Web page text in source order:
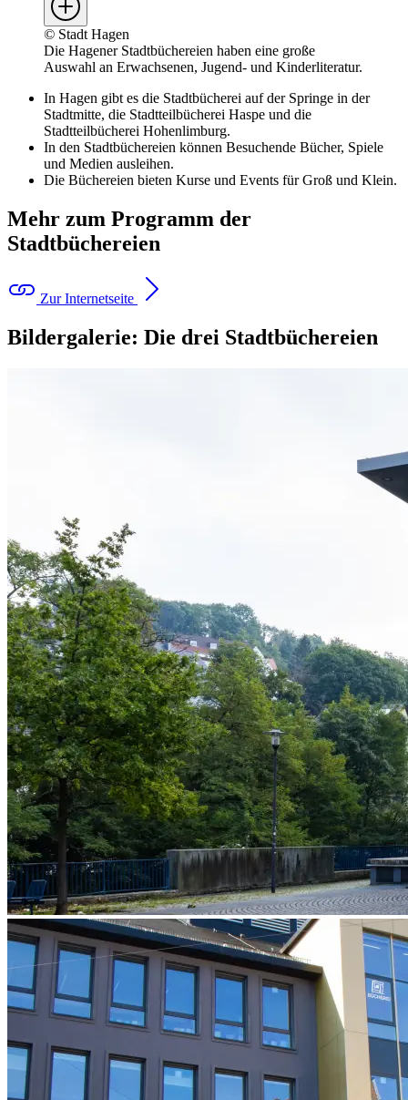
© Stadt Hagen
Die Hagener Stadtbüchereien haben eine große
Auswahl an Erwachsenen, Jugend- und Kinderliteratur.
In Hagen gibt es die Stadtbücherei auf der Springe in der
Stadtmitte, die Stadtteilbücherei Haspe und die
Stadtteilbücherei Hohenlimburg.
In den Stadtbüchereien können Besuchende Bücher, Spiele
und Medien ausleihen.
Die Büchereien bieten Kurse und Events für Groß und Klein.
Mehr zum Programm der
Stadtbüchereien
Zur Internetseite
Bildergalerie: Die drei Stadtbüchereien